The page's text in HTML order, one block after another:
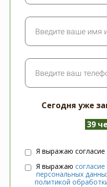
Сегодня уже
39
Я выражаю согласие
Я выражаю
персональных
политикой